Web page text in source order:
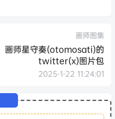
画师图集
画师星守奏(otomosati)的
twitter(x)图片包
2025-1-22 11:24:01